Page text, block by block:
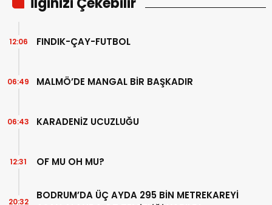
FINDIK-ÇAY-FUTBOL
12:06
MALMÖ’DE MANGAL BİR BAŞKADIR
06:49
KARADENİZ UCUZLUĞU
06:43
OF MU OH MU?
12:31
BODRUM’DA ÜÇ AYDA 295 BİN METREKAREYİ
20:32